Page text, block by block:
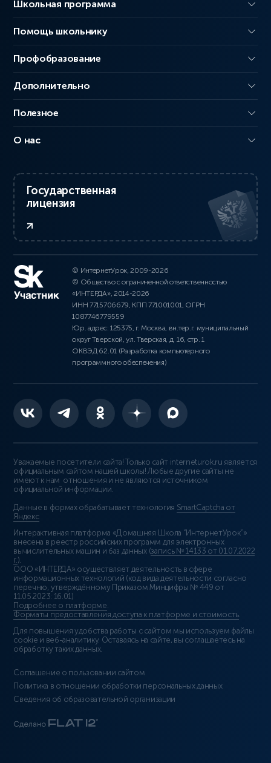
Школьная программа
Помощь школьнику
Профобразование
Дополнительно
Полезное
О нас
Государственная
лицензия
© ИнтернетУрок, 2009-2026
© Общество с ограниченной ответственностью
«ИНТЕРДА», 2014-2026
ИНН 7715706679, КПП 771001001, ОГРН
1087746779559
Юр. адрес: 125375, г. Москва, вн.тер.г. муниципальный
округ Тверской, ул. Тверская, д. 16, стр. 1
ОКВЭД 62.01 (Разработка компьютерного
программного обеспечения)
Уважаемые посетители сайта! Только сайт interneturok.ru является
официальным сайтом нашей школы! Любые другие сайты не
имеют к нам отношения и не являются источником
официальной информации.
Данные в формах обрабатывает технология SmartCaptcha от
Яндекс
Интерактивная платформа «Домашняя Школа “ИнтернетУрок”»
внесена в реестр российских программ для электронных
вычислительных машин и баз данных (запись № 14133 от 01.07.2022
г.).
ООО «ИНТЕРДА» осуществляет деятельность в сфере
информационных технологий (код вида деятельности согласно
перечню, утверждённому Приказом Минцифры № 449 от
11.05.2023: 16.01)
Подробнее о платформе.
Форматы предоставления доступа к платформе и стоимость.
Для повышения удобства работы с сайтом мы используем файлы
cookie и веб-аналитику. Оставаясь на сайте, вы соглашаетесь на
обработку таких данных.
Соглашение о пользовании сайтом
Политика в отношении обработки персональных данных
Сведения об образовательной организации